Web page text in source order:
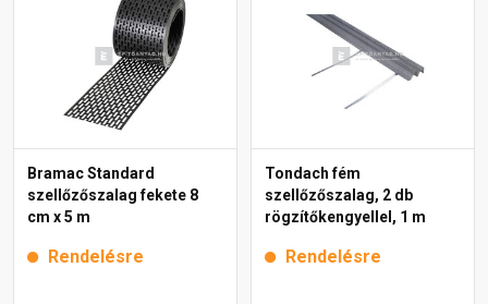
Bramac Standard
szellőzőszalag fekete 8
cm x 5 m
Rendelésre
Tondach fém
szellőzőszalag, 2 db
rögzítőkengyellel, 1 m
Rendelésre